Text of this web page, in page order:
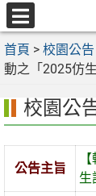
跳
至
主
要
區
選
單
首頁 > 校園公告
動之「2025仿
校園公
公告主旨
生